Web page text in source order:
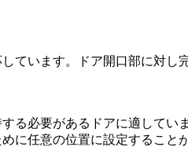
ています。ドア開口部に対し
る必要があるドアに適してい
に任意の位置に設定すること